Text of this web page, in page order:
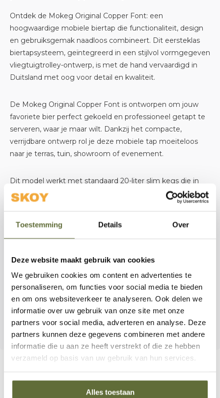
Toestemming Details Over
Deze website maakt gebruik van cookies
We gebruiken cookies om content en advertenties te
personaliseren, om functies voor social media te bieden
en om ons websiteverkeer te analyseren. Ook delen we
informatie over uw gebruik van onze site met onze
partners voor social media, adverteren en analyse. Deze
partners kunnen deze gegevens combineren met andere
informatie die u aan ze heeft verstrekt of die ze hebben
verzameld op basis van uw gebruik van hun services.
Alles toestaan
Ontdek de Mokeg Original Copper Font: een
hoogwaardige mobiele biertap die functionaliteit, design
en gebruiksgemak naadloos combineert. Dit eersteklas
biertapsysteem, geïntegreerd in een stijlvol vormgegeven
vliegtuigtrolley-ontwerp, is met de hand vervaardigd in
Duitsland met oog voor detail en kwaliteit.
De Mokeg Original Copper Font is ontworpen om jouw
favoriete bier perfect gekoeld en professioneel getapt te
serveren, waar je maar wilt. Dankzij het compacte,
verrijdbare ontwerp rol je deze mobiele tap moeiteloos
naar je terras, tuin, showroom of evenement.
Dit model werkt met standaard 20-liter slim kegs die in
België, Nederland en Luxemburg voor de meeste
standaard SodaStream™ CO₂-flessen, waardoor alle
De Mokeg Original Copper Font is niet alleen een
praktische oplossing voor het tappen van heerlijk bier,
maar ook een stijlvolle blikvanger die elke buiten- of
binnenruimte direct naar een hoger niveau tilt.
Bel onze specialisten